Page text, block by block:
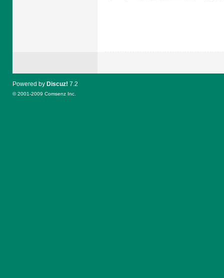
Powered by Discuz! 7.2
© 2001-2009 Comsenz Inc.